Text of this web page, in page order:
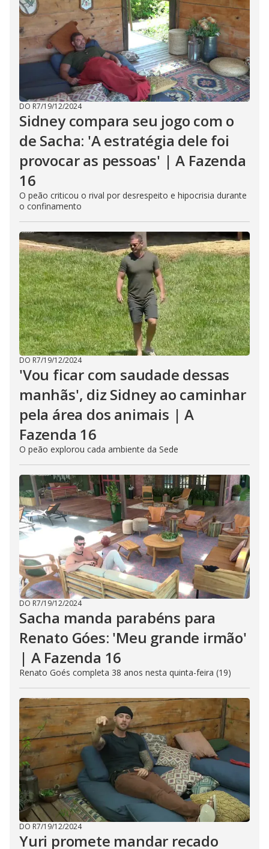
DO R7/19/12/2024
Sidney compara seu jogo com o
de Sacha: 'A estratégia dele foi
provocar as pessoas' | A Fazenda
16
O peão criticou o rival por desrespeito e hipocrisia durante
o confinamento
DO R7/19/12/2024
'Vou ficar com saudade dessas
manhãs', diz Sidney ao caminhar
pela área dos animais | A
Fazenda 16
O peão explorou cada ambiente da Sede
DO R7/19/12/2024
Sacha manda parabéns para
Renato Góes: 'Meu grande irmão'
| A Fazenda 16
Renato Goés completa 38 anos nesta quinta-feira (19)
DO R7/19/12/2024
Yuri promete mandar recado